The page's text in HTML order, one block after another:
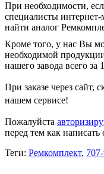
При необходимости,
специалисты интернет-
найти аналог
Кроме того, у нас Вы
необходимой
нашего завода всего за
При заказе через сайт,
нашем сервисе!
Пожалуйста
перед тем как написать
Теги: Ремкомплект,